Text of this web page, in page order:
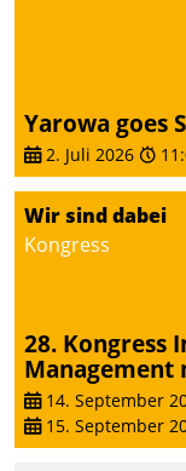
Yarowa goes
2. Juli 2026
Wir sind dabei
Kongress
28. Kongress
Management
14. September
15. September